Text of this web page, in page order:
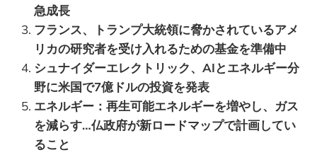
急成長
フランス、トランプ大統領に脅かされているアメ
リカの研究者を受け入れるための基金を準備中
シュナイダーエレクトリック、AIとエネルギー分
野に米国で7億ドルの投資を発表
エネルギー：再生可能エネルギーを増やし、ガス
を減らす…仏政府が新ロードマップで計画してい
ること